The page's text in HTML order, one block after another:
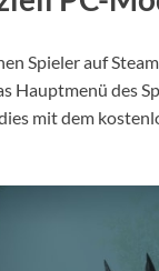
Spieler auf
Hauptmenü des
mit dem